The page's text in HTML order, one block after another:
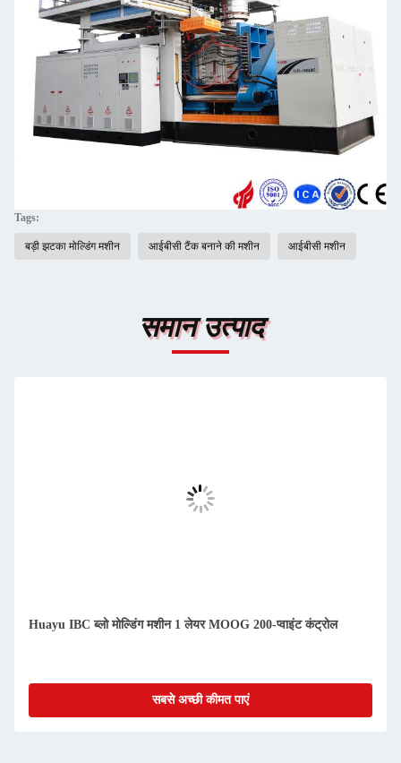
Tags:
बड़ी झटका मोल्डिंग मशीन आईबीसी टैंक बनाने की मशीन आईबीसी मशीन
समान उत्पाद
Huayu IBC ब्लो मोल्डिंग मशीन 1 लेयर MOOG 200-प्वाइंट कंट्रोल
सबसे अच्छी कीमत पाएं